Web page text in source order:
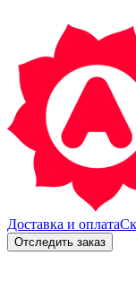
Доставка и оплата
Отследить заказ